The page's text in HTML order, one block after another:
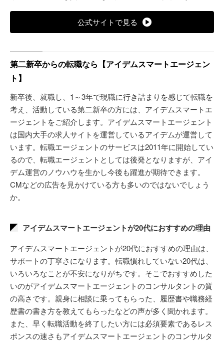
公式サイトで見る
第二新卒からの転職なら【アイデムスマートエージェン
ト】
新卒後、就職し、1～3年で現職に行き詰まりを感じて転職を
考え、活動している第二新卒の方には、アイデムスマートエ
ージェントをご紹介します。アイデムスマートエージェント
は国内大手の求人サイトを運営しているアイデムが運営して
います。転職エージェントのサービスは2011年に開始してい
るので、転職エージェントとしては後発となりますが、アイ
デム運営のノウハウを生かし今後も躍進が期待できます。
CMなどの広告を見かけている方も多いのではないでしょう
か。
アイデムスマートエージェントが20代におすすめの理由
アイデムスマートエージェントが20代におすすめの理由は、
サポートの丁寧さになります。転職慣れしていない20代は、
いろいろなことが不安になりがちです。そこでおすすめした
いのがアイデムスマートエージェントのコンサルタントの質
の高さです。親身に相談に乗ってもらった、履歴書や職務経
歴書の書き方を教えてもらったなどの声が多く聞かれます。
また、早く転職活動を終了したい方には必須要素であるレス
ポンスの速さもアイデムスマートエージェントのコンサルタ